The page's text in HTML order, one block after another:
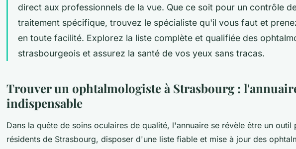
direct aux professionnels de la vue. Que ce soit pour un contrôle
traitement spécifique, trouvez le spécialiste qu'il vous faut et
en toute facilité. Explorez la liste complète et qualifiée des
strasbourgeois et assurez la santé de vos yeux sans tracas.
Trouver un ophtalmologiste à Strasbourg :
indispensable
Dans la quête de soins oculaires de qualité, l'annuaire se révèle être un outil
résidents de Strasbourg, disposer d'une liste fiable et mise à jour des